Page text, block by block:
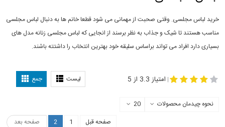
خرید لباس مجلسی. وقتی صحبت از مهمانی می شود قطعا خانم ها به دنبال لباس مجلسی
مناسب هستند تا شیک و جذاب به نظر برسند از انجایی که لباس مجلسی زنانه مدل های
بسیاری دارد افراد می تواند براساس سلیقه خود بهترین انتخاب را داشتته باشند.
لیست جمع | امتیاز 3.3 از 5
نحوه چیدمان محصولات
20
صفحه قبل
1
2 صفحه بعد